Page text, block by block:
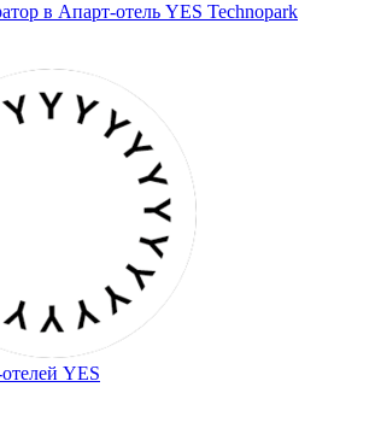
в Апарт-отель YES Technopark
YES